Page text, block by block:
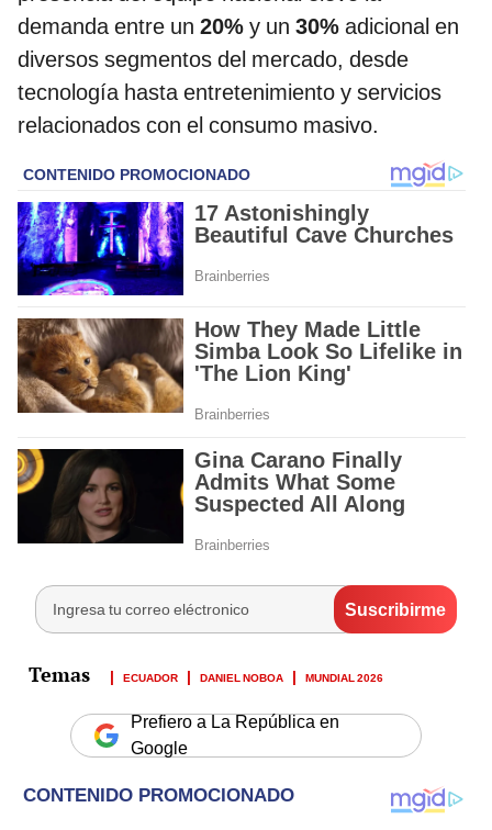
demanda entre un 20% y un 30% adicional en
diversos segmentos del mercado, desde
tecnología hasta entretenimiento y servicios
relacionados con el consumo masivo.
ECUADOR DANIEL NOBOA MUNDIAL 2026
Prefiero a La República en
Google